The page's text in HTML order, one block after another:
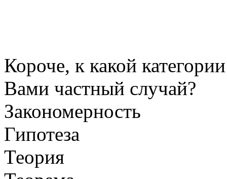
Короче, к какой
Вами частный случай?
Закономерность
Гипотеза
Теория